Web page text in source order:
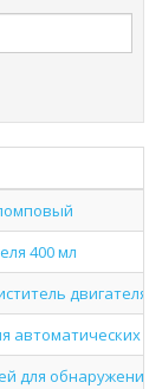
400 мл
двигателя,
автоматических
для обнаружения